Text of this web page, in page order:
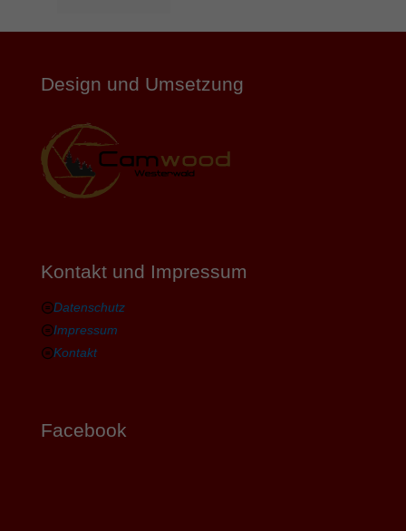
Design und Umsetzung
Kontakt und Impressum
Datenschutz
Impressum
Kontakt
Facebook